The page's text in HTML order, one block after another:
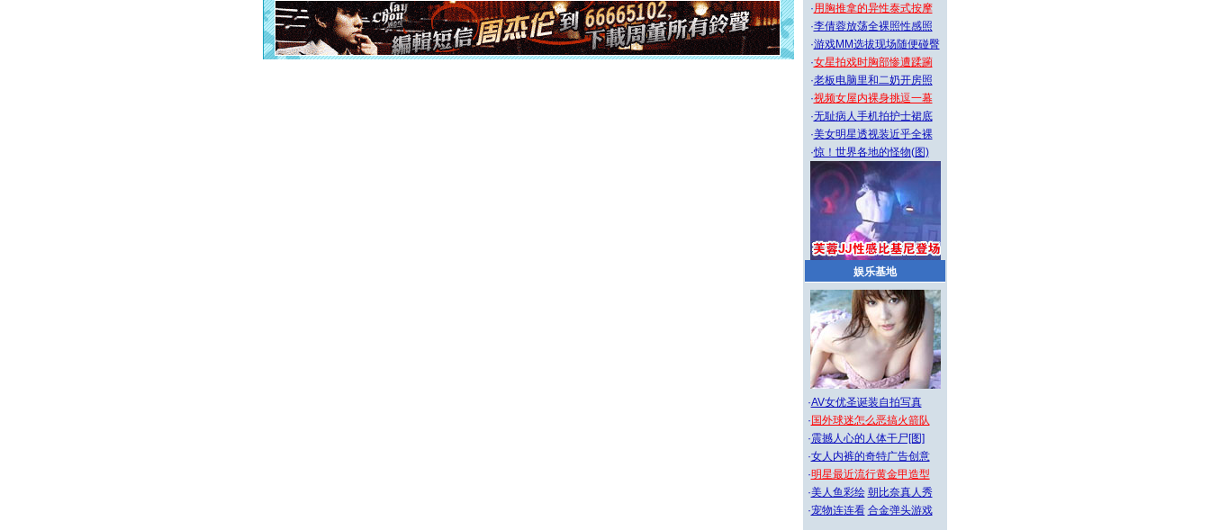
起；二是再生再世和你在一起；三是三生三世和你不再分
离。水晶之恋祝你新年快乐
[元旦]当我狠下心扭头离去那一刻，你在我身后无助地哭
泣，这痛楚让我明白我多么爱你。我转身抱住你：这猪不
·用胸推拿的异性泰式按摩
·李倩蓉放荡全裸照性感照
·游戏MM选拔现场随便碰臀
·女星拍戏时胸部惨遭蹂躏
·老板电脑里和二奶开房照
·视频女屋内裸身挑逗一幕
·无耻病人手机拍护士裙底
·美女明星透视装近乎全裸
·惊！世界各地的怪物(图)
娱乐基地
·AV女优圣诞装自拍写真
· 国外球迷怎么恶搞火箭队
·震撼人心的人体干尸[图]
·女人内裤的奇特广告创意
·明星最近流行黄金甲造型
·美人鱼彩绘 朝比奈真人秀
·宠物连连看 合金弹头游戏